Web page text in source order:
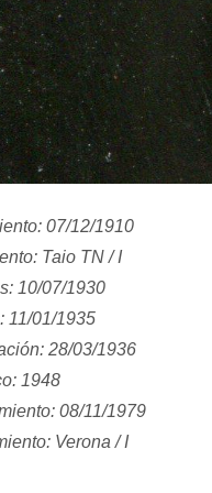
07/12/1910
Taio TN / I
10/07/1930
11/01/1935
28/03/1936
1948
08/11/1979
Verona / I